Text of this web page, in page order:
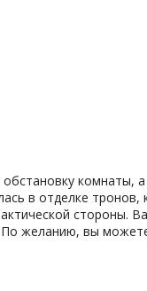
комнаты,
в отделке
желанию, вы